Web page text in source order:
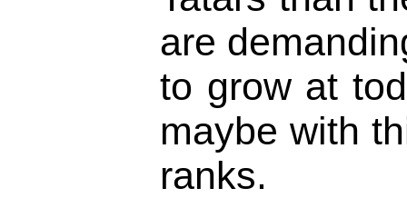
are
to grow at
maybe with
ranks.